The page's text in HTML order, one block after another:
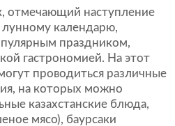
отмечающий наступление
лунному календарю,
праздником,
гастрономией. На этот
проводиться различные
на которых можно
казахстанские блюда,
мясо), баурсаки